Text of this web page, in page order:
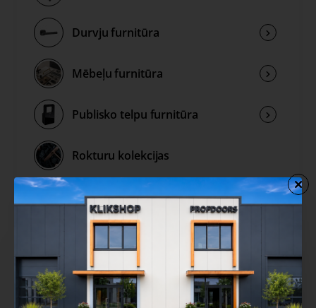
Durvju furnitūra
Mēbeļu furnitūra
Publisko telpu furnitūra
Rokturu kolekcijas
Izpārdošana